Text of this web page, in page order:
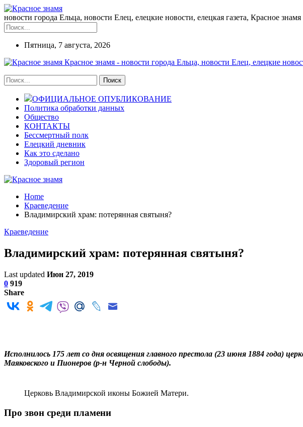
новости города Ельца, новости Елец, елецкие новости, елецкая газета, Красное знамя
Пятница, 7 августа, 2026
Красное знамя - новости города Ельца, новости Елец, елецкие
ОФИЦИАЛЬНОЕ ОПУБЛИКОВАНИЕ
Политика обработки данных
Общество
КОНТАКТЫ
Бессмертный полк
Елецкий дневник
Как это сделано
Здоровый регион
Home
Краеведение
Владимирский храм: потерянная святыня?
Краеведение
Владимирский храм: потерянная святыня?
Last updated Июн 27, 2019
0 919
Share
Исполнилось 175 лет со дня освящения главного престола (23 июня 1884 года)
Маяковского и Пионеров (р-н Черной слободы).
Церковь Владимирской иконы Божией Матери.
Про звон среди пламени